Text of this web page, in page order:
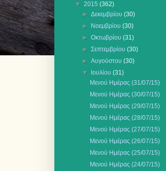
▼ 2015 (362)
►Δεκεμβρίου(30)
►
Νοεμβρίου(30)
►Οκτωβρίου(31)
►Σεπτεμβρίου(30)
►Αυγούστου(30)
▼
Ιουλίου(31)
Μενού Ημέρας (31/07/15)
Μενού Ημέρας (30/07/15)
Μενού Ημέρας (29/07/15)
Μενού Ημέρας (28/07/15)
Μενού Ημέρας (27/07/15)
Μενού Ημέρας (26/07/15)
Μενού Ημέρας (25/07/15)
Μενού Ημέρας (24/07/15)